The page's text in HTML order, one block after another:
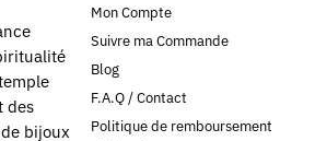
des
bijoux
Mon Compte
Suivre ma Commande
Blog
F.A.Q / Contact
Politique de remboursement